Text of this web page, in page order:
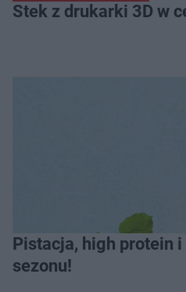
Stek z drukarki 3D w
Pistacja, high protein
sezonu!